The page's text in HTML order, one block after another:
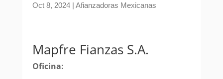
Oct 8, 2024| Afianzadoras Mexicanas
Mapfre Fianzas S.A.
Oficina: